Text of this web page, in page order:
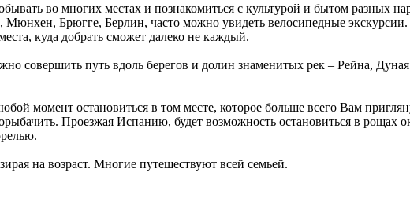
во многих местах и познакомиться с культурой и бытом разных
Брюгге, Берлин, часто можно увидеть велосипедные экскурсии.
куда добрать сможет далеко не каждый.
совершить путь вдоль берегов и долин знаменитых рек – Рейна,
момент остановиться в том месте, которое больше всего Вам
Проезжая Испанию, будет возможность остановиться в рощах
на возраст. Многие путешествуют всей семьей.